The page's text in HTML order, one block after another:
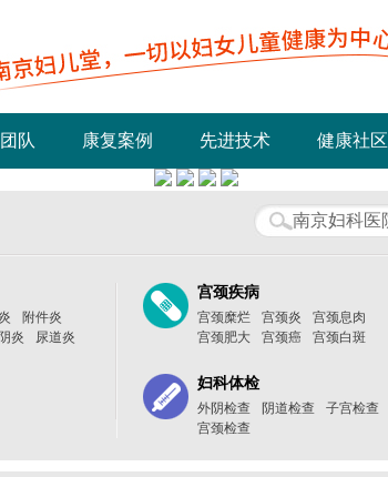
队 康复案例 先进技术 健康社区
附件炎
炎 尿道炎
宫颈疾病
宫颈糜烂 宫颈炎
宫颈息肉
宫颈肥大
宫颈癌 宫颈白斑
妇科体检
外阴检查 阴道检查
子宫检查
宫颈检查